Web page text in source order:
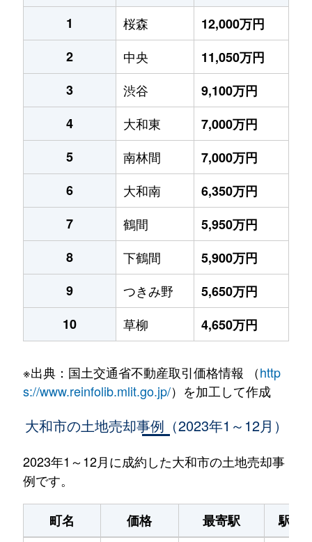
1
桜森
12,000万円
2
中央
11,050万円
3
渋谷
9,100万円
4
大和東
7,000万円
5
南林間
7,000万円
6
大和南
6,350万円
7
鶴間
5,950万円
8
下鶴間
5,900万円
9
つきみ野
5,650万円
10
草柳 4,650万円
※出典：国土交通省不動産取引価格情報 （http
s://www.reinfolib.mlit.go.jp/）を加工して作成
大和市の土地売却事例（2023年1～12月）
2023年1～12月に成約した大和市の土地売却事
例です。
町名 価格 最寄駅
駅徒